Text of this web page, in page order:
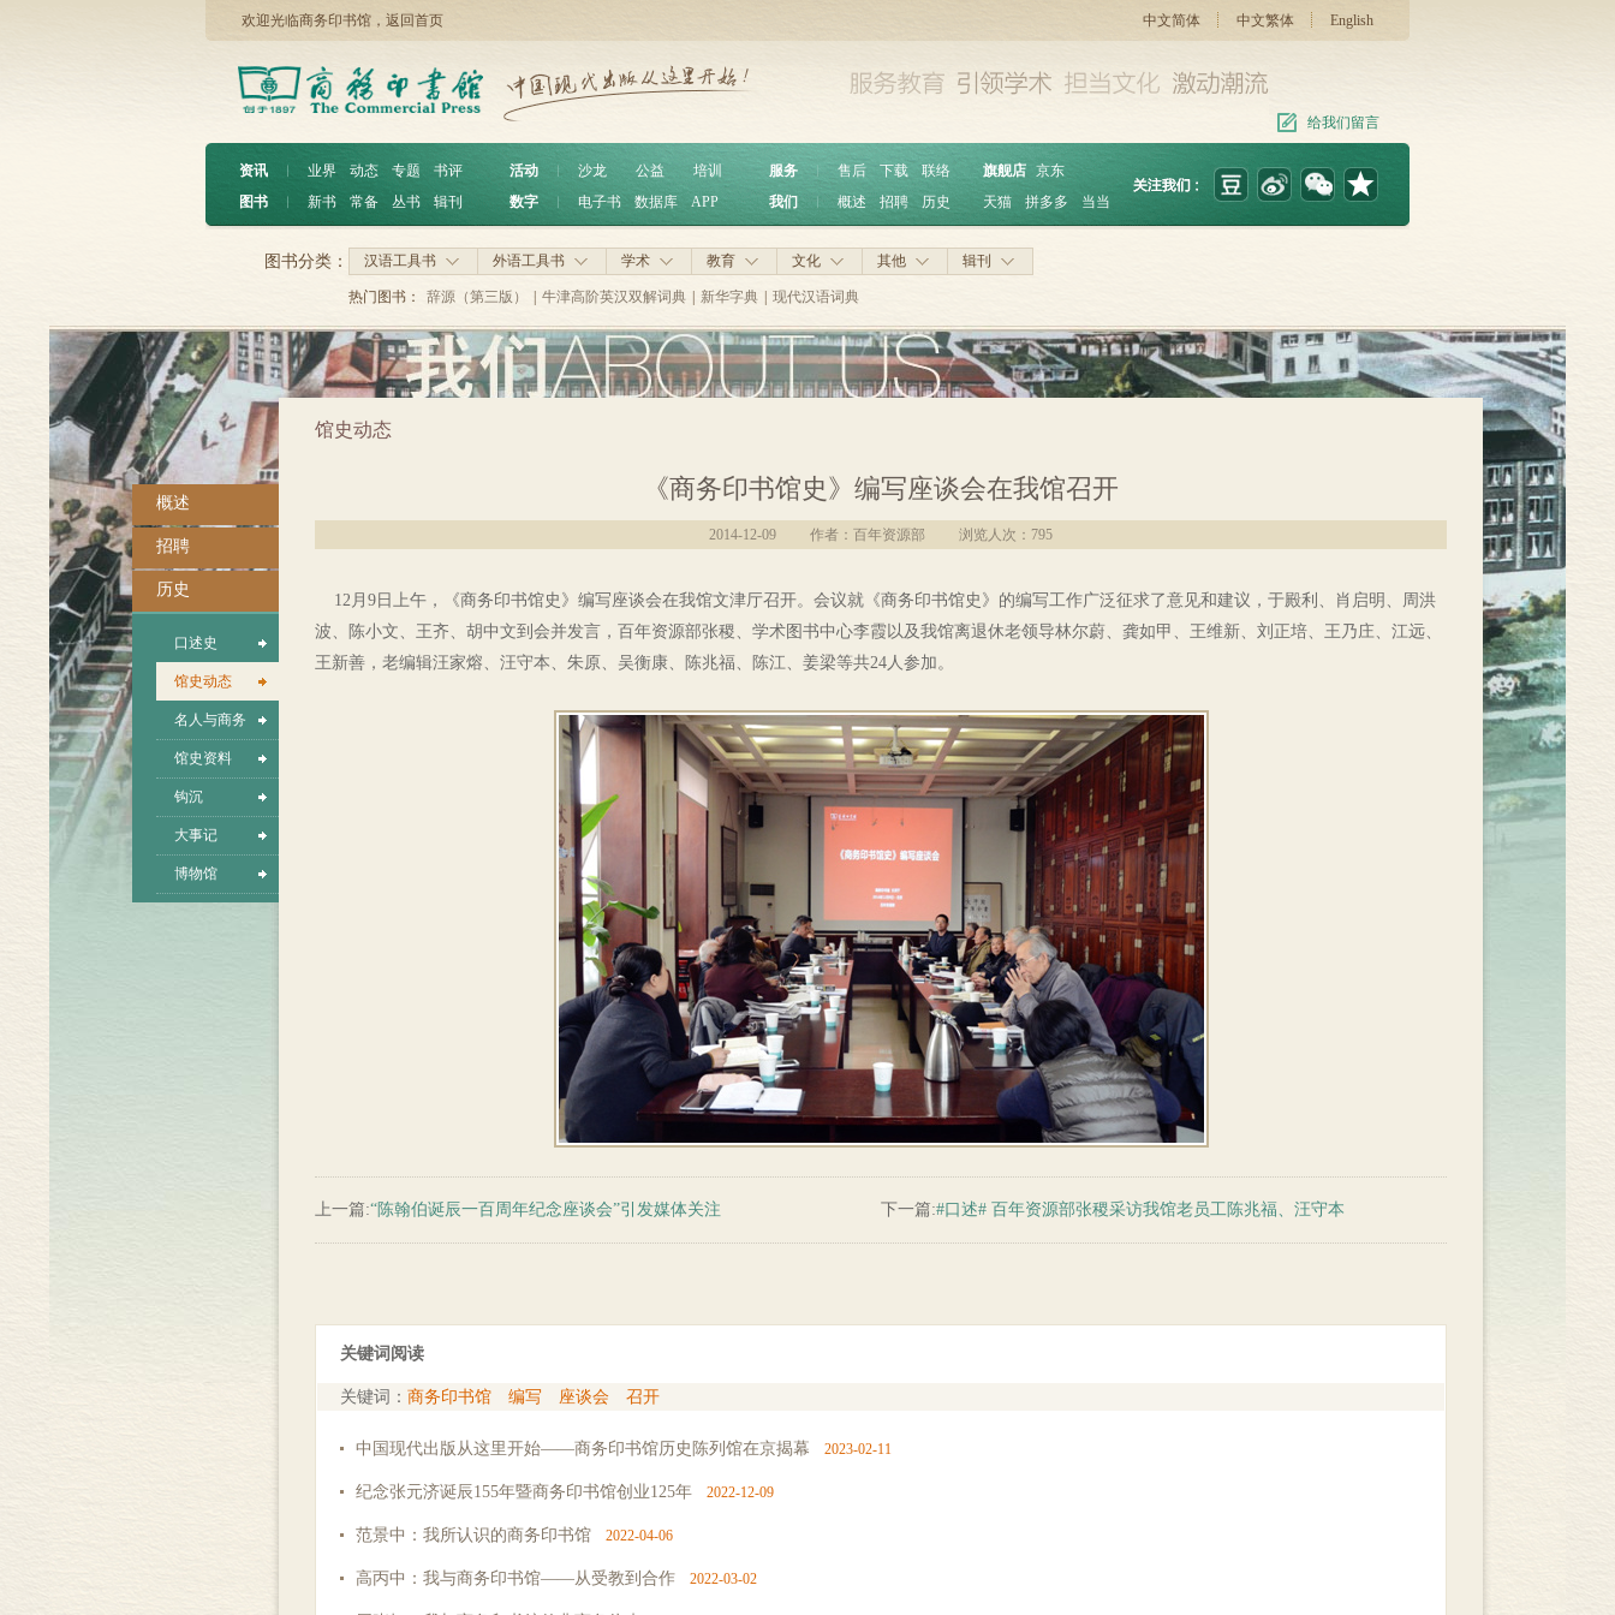
欢迎光临商务印书馆， 返回首页 中文简体 中文繁体 English
给我们留言
资讯 ︱ 业界 动态 专题
书评
图书
︱ 新书 常备 丛书 辑刊
活动 沙龙 公益
培训
数字
电子书 数据库 APP
服务 ︱ 售后 下载
联络
我们
概述 招聘 历史
旗舰店 京东
天猫
拼多多 当当
汉语工具书 外语工具书 学术 教育 文化 其他 辑刊
图书分类：
热门图书： 辞源（第三版） 牛津高阶英汉双解词典 新华字典 现代汉语词典
概述
招聘
历史
口述史
馆史动态
名人与商务
馆史资料
钩沉
大事记
博物馆
馆史动态
《商务印书馆史》编写座谈会在我馆召开
2014-12-09 作者：百年资源部 浏览人次： 795
12月9日上午，《商务印书馆史》编写座谈会在我馆文津厅召开。会议就《商务印书馆史》的编写工作广泛征求了意见和建议，于殿利、肖启明、周洪
波、陈小文、王齐、胡中文到会并发言，百年资源部张稷、学术图书中心李霞以及我馆离退休老领导林尔蔚、龚如甲、王维新、刘正培、王乃庄、江远、
王新善，老编辑汪家熔、汪守本、朱原、吴衡康、陈兆福、陈江、姜梁等共24人参加。
上一篇:“陈翰伯诞辰一百周年纪念座谈会”引发媒体关注 下一篇:#口述# 百年资源部张稷采访我馆老员工陈兆福、汪守本
关键词阅读
关键词： 商务印书馆 编写 座谈会 召开
中国现代出版从这里开始——商务印书馆历史陈列馆在京揭幕 2023-02-11
纪念张元济诞辰155年暨商务印书馆创业125年 2022-12-09
范景中：我所认识的商务印书馆 2022-04-06
高丙中：我与商务印书馆——从受教到合作 2022-03-02